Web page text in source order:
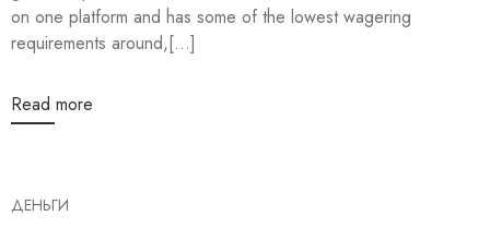
on one platform and has some of the lowest wagering
requirements around,[...]
Read more
ДЕНЬГИ